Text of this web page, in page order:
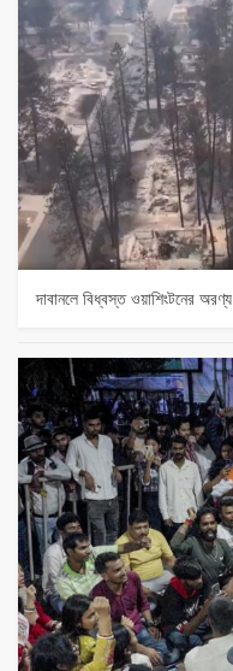
দাবানলে বিধ্বস্ত ওয়াশিংটনের অরণ্য